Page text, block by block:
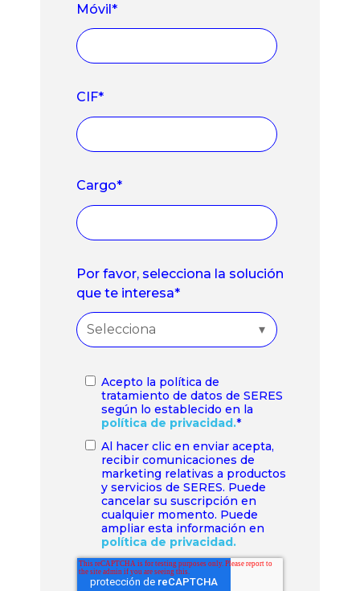
Móvil*
CIF*
Cargo*
Por favor, selecciona la solución
que te interesa*
Acepto la política de
tratamiento de datos de SERES
según lo establecido en la
política de privacidad.*
Al hacer clic en enviar acepta,
recibir comunicaciones de
marketing relativas a productos
y servicios de SERES. Puede
cancelar su suscripción en
cualquier momento. Puede
ampliar esta información en
política de privacidad.